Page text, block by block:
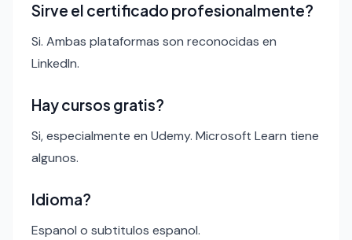
Sirve el certificado profesionalmente?
Si. Ambas plataformas son reconocidas en
LinkedIn.
Hay cursos gratis?
Si, especialmente en Udemy. Microsoft Learn tiene
algunos.
Idioma?
Espanol o subtitulos espanol.